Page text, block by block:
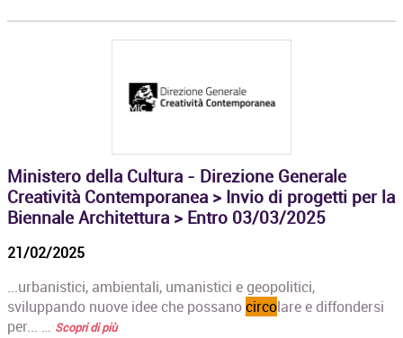
Ministero della Cultura - Direzione Generale
Creatività Contemporanea > Invio di progetti per la
Biennale Architettura > Entro 03/03/2025
21/02/2025
...urbanistici, ambientali, umanistici e geopolitici,
sviluppando nuove idee che possanocircolare e diffondersi
per... … Scopri di più